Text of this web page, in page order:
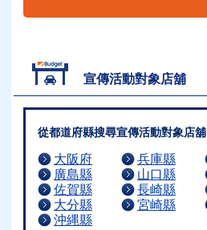
宣傳活動對象店舖
從都道府縣搜尋宣傳活動對象店舖
大阪府 兵庫縣
廣島縣
山口縣
佐賀縣
長崎縣
大分縣
宮崎縣
沖縄縣